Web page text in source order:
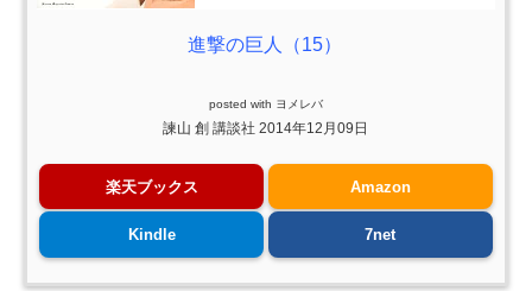
進撃の巨人（15）
posted with ヨメレバ
諫山 創 講談社 2014年12月09日
楽天ブックス Amazon
Kindle 7net